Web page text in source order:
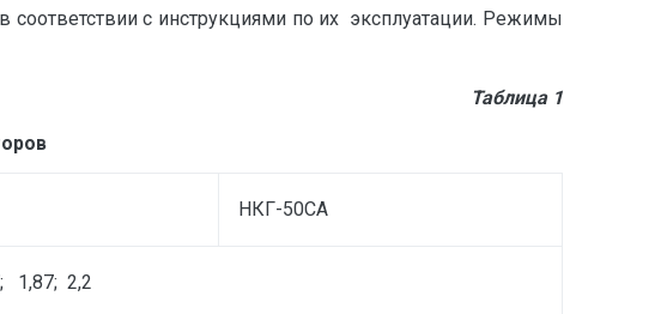
с инструкциями по их эксплуатации. Режимы
Таблица 1
НКГ-50СА
1,87; 2,2